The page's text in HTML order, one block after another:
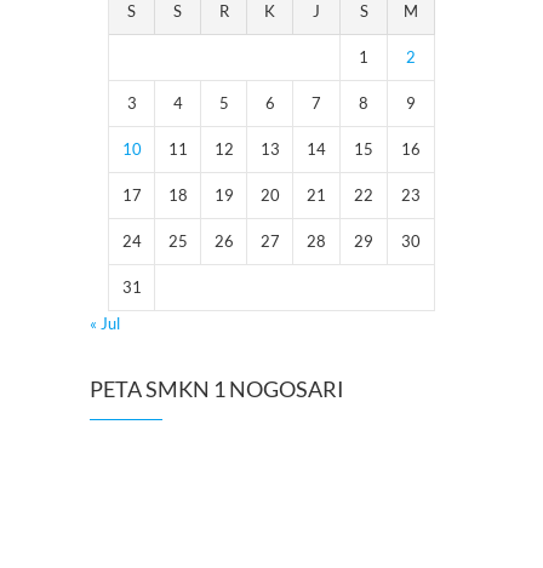
S S R K J S M
1 2
3 4 5 6 7 8 9
10 11 12 13 14 15 16
17 18 19 20 21 22 23
24 25 26 27 28 29 30
31
« Jul
PETA SMKN 1 NOGOSARI